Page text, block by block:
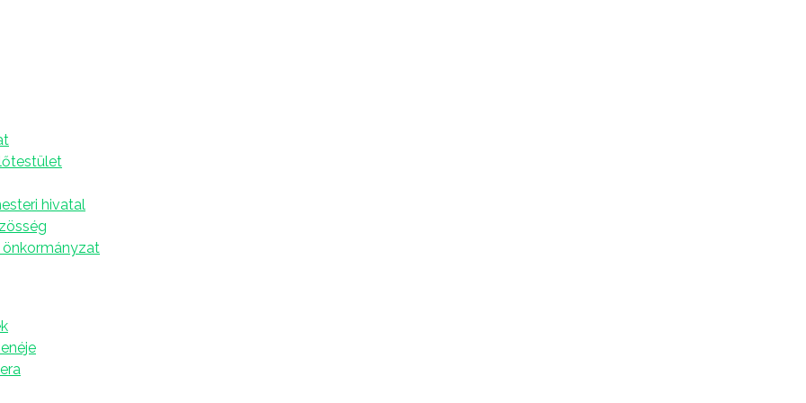
hivatal
önkormányzat
középiskolásoknak
meghirdeti a Gion Nándor Olvasási Versenyt
egy izgalmas történetben? Akkor ez a verseny